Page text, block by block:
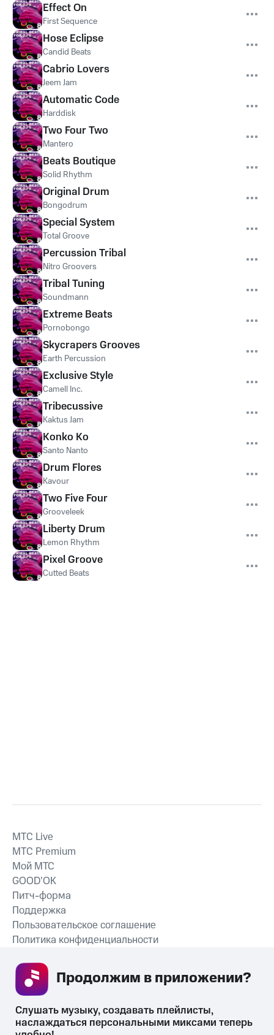
Effect On
First Sequence
Hose Eclipse
Candid Beats
Cabrio Lovers
Jeem Jam
Automatic Code
Harddisk
Two Four Two
Mantero
Beats Boutique
Solid Rhythm
Original Drum
Bongodrum
Special System
Total Groove
Percussion Tribal
Nitro Groovers
Tribal Tuning
Soundmann
Extreme Beats
Pornobongo
Skycrapers Grooves
Earth Percussion
Exclusive Style
Camell Inc.
Tribecussive
Kaktus Jam
Konko Ko
Santo Nanto
Drum Flores
Kavour
Two Five Four
Grooveleek
Liberty Drum
Lemon Rhythm
Pixel Groove
Cutted Beats
СКАЧАТЬ ПРИЛОЖЕНИЕ
MTС Live
MTС Premium
Мой МТС
GOOD’OK
Питч-форма
Поддержка
Пользовательское соглашение
Политика конфиденциальности
Слушать музыку, создавать плейлисты,
наслаждаться персональными миксами теперь